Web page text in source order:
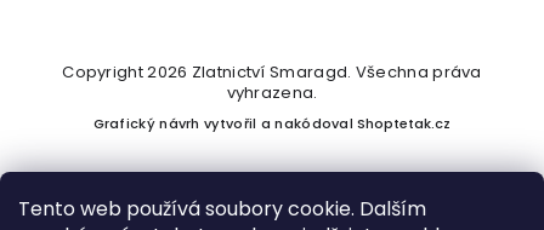
Tento web používá soubory cookie. Dalším
Copyright 2026 Zlatnictví Smaragd. Všechna práva
vyhrazena.
Grafický návrh vytvořil a nakódovalShoptetak.cz